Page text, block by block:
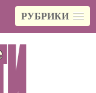
РУБРИКИ